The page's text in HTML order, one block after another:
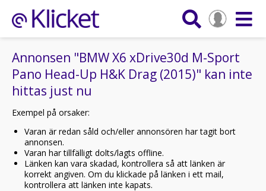
Annonsen "BMW X6 xDrive30d M-Sport
Pano Head-Up H&K Drag (2015)" kan inte
hittas just nu
Exempel på orsaker:
Varan är redan såld och/eller annonsören har tagit bort
annonsen.
Varan har tillfälligt dolts/lagts offline.
Länken kan vara skadad, kontrollera så att länken är
korrekt angiven. Om du klickade på länken i ett mail,
kontrollera att länken inte kapats.